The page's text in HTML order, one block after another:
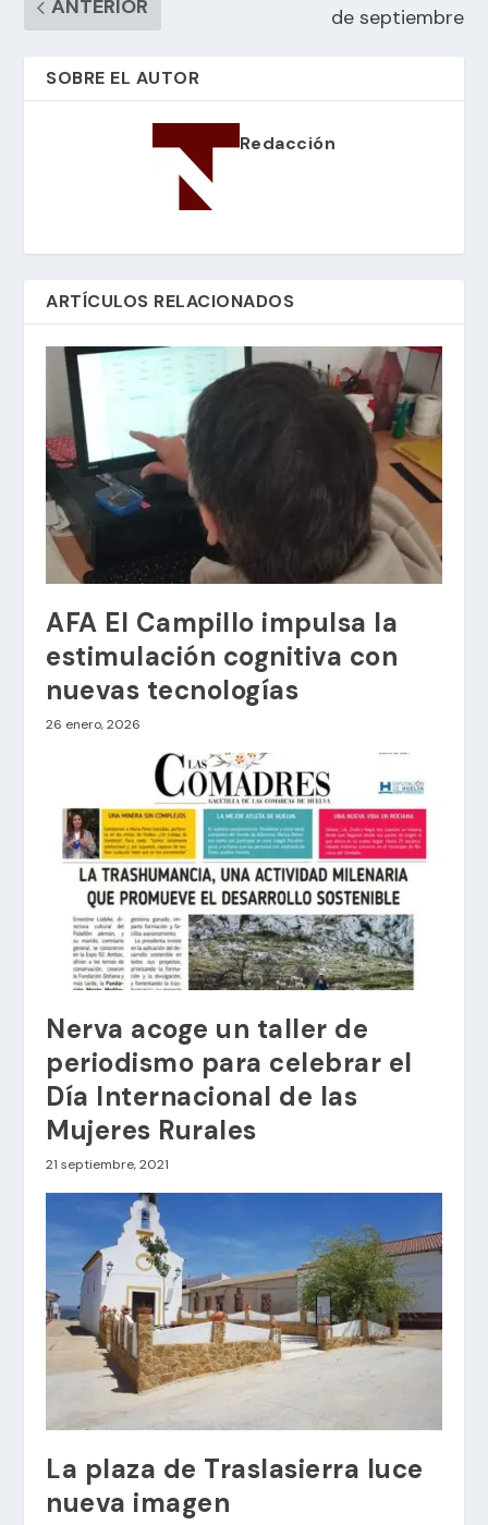
ANTERIOR
de septiembre
SOBRE EL AUTOR
Redacción
ARTÍCULOS RELACIONADOS
AFA El Campillo impulsa la
estimulación cognitiva con
nuevas tecnologías
26 enero, 2026
Nerva acoge un taller de
periodismo para celebrar el
Día Internacional de las
Mujeres Rurales
21 septiembre, 2021
La plaza de Traslasierra luce
nueva imagen